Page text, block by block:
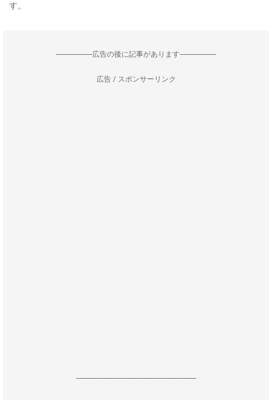
す。
--------------------広告の後に記事があります--------------------
広告 / スポンサーリンク
------------------------------------------------------------------